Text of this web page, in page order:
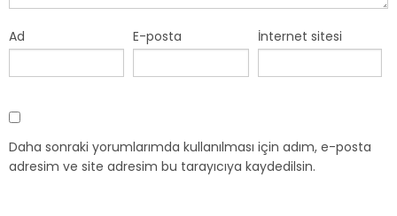
Ad E-posta İnternet sitesi
Daha sonraki yorumlarımda kullanılması için adım, e-posta
adresim ve site adresim bu tarayıcıya kaydedilsin.